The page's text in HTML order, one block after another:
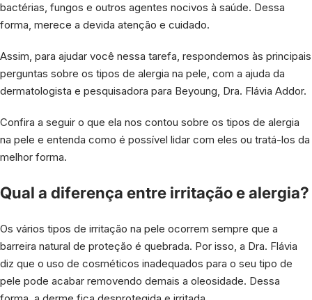
Ver todos
bactérias, fungos e outros agentes nocivos à saúde. Dessa
forma, merece a devida atenção e cuidado.
Assim, para ajudar você nessa tarefa, respondemos às principais
perguntas sobre os tipos de alergia na pele, com a ajuda da
dermatologista e pesquisadora para Beyoung, Dra. Flávia Addor.
Confira a seguir o que ela nos contou sobre os tipos de alergia
na pele e entenda como é possível lidar com eles ou tratá-los da
melhor forma.
Qual a diferença entre irritação e alergia?
Os vários tipos de irritação na pele ocorrem sempre que a
barreira natural de proteção é quebrada. Por isso, a Dra. Flávia
diz que o uso de cosméticos inadequados para o seu tipo de
pele pode acabar removendo demais a oleosidade. Dessa